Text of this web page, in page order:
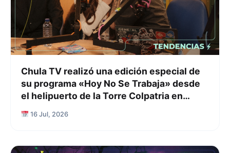
Chula TV realizó una edición especial de
su programa «Hoy No Se Trabaja» desde
el helipuerto de la Torre Colpatria en
16 Jul, 2026